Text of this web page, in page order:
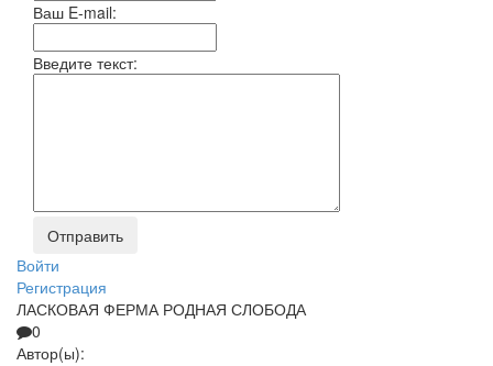
Ваш E-mail:
Введите текст:
Войти
Регистрация
ЛАСКОВАЯ ФЕРМА РОДНАЯ СЛОБОДА
0
Автор(ы):